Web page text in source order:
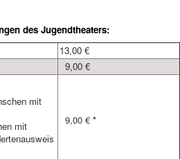
des Jugendtheaters:
13,00 €
9,00 €
mit
mit
9,00 € *